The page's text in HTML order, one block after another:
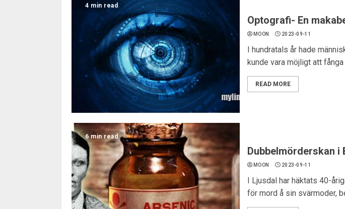
4 min read
Optografi- En
MOON 2023-09-11
I hundratals år hade
kunde vara möjligt att fånga
READ MORE
6 min read
Dubbelmörderskan i
MOON 2023-09-11
I Ljusdal har häktats 40-
för mord å sin svärmoder,